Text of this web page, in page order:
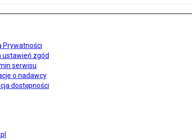
Prywatności
ustawień zgód
serwisu
o nadawcy
dostępności